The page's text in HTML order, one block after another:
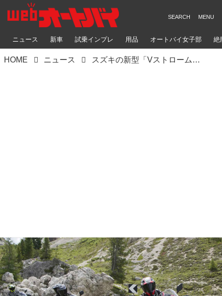
ニュース 新車 試乗インプレ 用品 オートバイ女子部 絶
HOME ニュース スズキの新型「Vストローム1050/XT」は好みの分かれるカラーバリエーション。それぞれの人気ナンバーワンはどれか？